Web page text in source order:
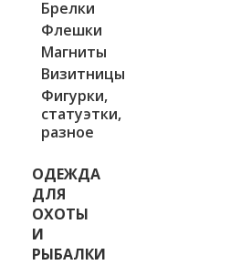
Брелки
Флешки
Магниты
Визитницы
Фигурки,
статуэтки,
разное
ОДЕЖДА
ДЛЯ
ОХОТЫ
И
РЫБАЛКИ